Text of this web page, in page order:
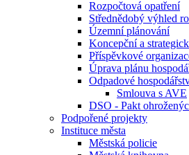
Rozpočtová opatření
Střednědobý výhled
Územní plánování
Koncepční a
Příspěvkové
Úprava plánu
Odpadové
Smlouva s AVE
DSO - Pakt
Podpořené projekty
Instituce města
Městská policie